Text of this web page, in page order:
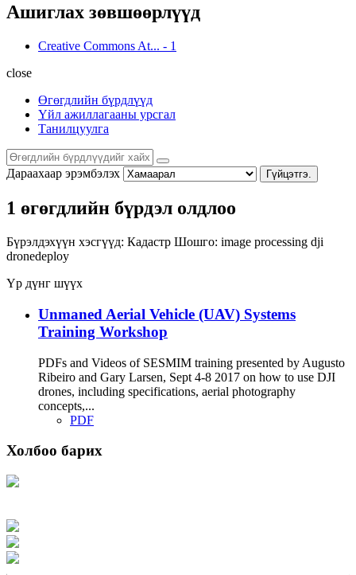
Ашиглах зөвшөөрлүүд
Creative Commons At... - 1
close
Өгөгдлийн бүрдлүүд
Үйл ажиллагааны урсгал
Танилцуулга
Дараахаар эрэмбэлэх Гүйцэтгэ.
1 өгөгдлийн бүрдэл олдлоо
Бүрэлдэхүүн хэсгүүд: Кадастр Шошго: image processing dji
dronedeploy
Үр дүнг шүүх
Unmaned Aerial Vehicle (UAV) Systems
Training Workshop
PDFs and Videos of SESMIM training presented by Augusto
Ribeiro and Gary Larsen, Sept 4-8 2017 on how to use DJI
drones, including specifications, aerial photography
concepts,...
PDF
Холбоо барих